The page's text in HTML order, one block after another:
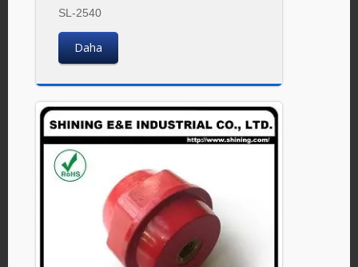
SL-2540
Daha